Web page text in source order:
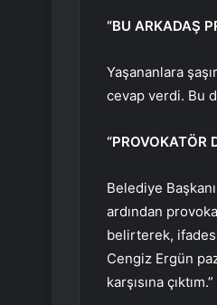
“BU ARKADAŞ
Yaşananlara
cevap verdi. Bu
“PROVOKATÖR
Belediye
ardından
belirterek,
Cengiz Ergün
karşısına